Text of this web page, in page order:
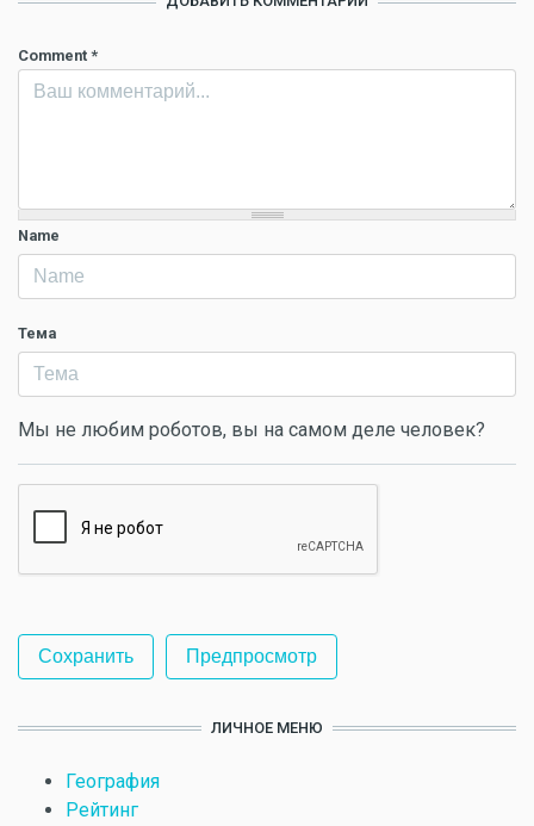
Comment *
Name
Тема
Мы не любим роботов, вы на самом деле человек?
ЛИЧНОЕ МЕНЮ
География
Рейтинг